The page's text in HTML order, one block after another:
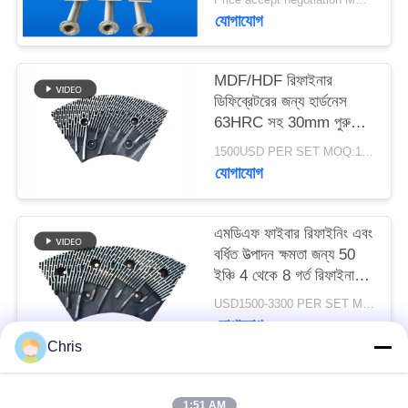
POLICY
যোগাযোগ
MDF/HDF রিফাইনার
ডিফিব্রেটরের জন্য হার্ডনেস
63HRC সহ 30mm পুরু
রিফাইনার সেগমেন্ট
1500USD PER SET MOQ:1 সেট
যোগাযোগ
এমডিএফ ফাইবার রিফাইনিং এবং
বর্ধিত উত্পাদন ক্ষমতা জন্য 50
ইঞ্চি 4 থেকে 8 গর্ত রিফাইনার
স্ট্যাটর এবং রটার
USD1500-3300 PER SET MOQ:১টি সেট
যোগাযোগ
Chris
1:51 AM